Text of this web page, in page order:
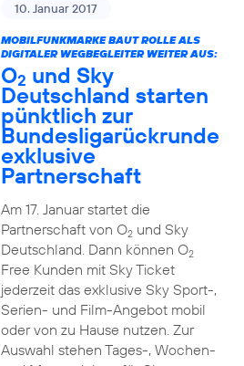
10. Januar 2017
MOBILFUNKMARKE BAUT ROLLE ALS
DIGITALER WEGBEGLEITER WEITER AUS:
O2 und Sky
Deutschland starten
pünktlich zur
Bundesligarückrunde
exklusive
Partnerschaft
Am 17. Januar startet die
Partnerschaft von O2und Sky
Deutschland. Dann können O2
Free Kunden mit Sky Ticket
jederzeit das exklusive Sky Sport-,
Serien- und Film-Angebot mobil
oder von zu Hause nutzen. Zur
Auswahl stehen Tages-, Wochen-